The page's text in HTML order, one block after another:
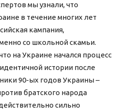
мы узнали, что
в течение многих лет
кампания,
со школьной скамьи.
на Украине начался процесс
истории после
90-ых годов Украины –
братского народа
сильно